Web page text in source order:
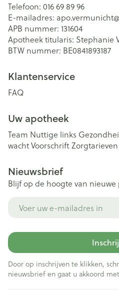
Telefoon: 016 69 89 96
E-mailadres: apo.vermunicht@
APB nummer: 131604
Apotheek titularis: Stephanie
BTW nummer: BE0841893187
Klantenservice
FAQ
Uw apotheek
Team Nuttige links
wachtVoorschriftZorgtarieven
Nieuwsbrief
Blijf op de hoogte van
Door op inschrijven te klikken,
nieuwsbrief en gaat u akkoord